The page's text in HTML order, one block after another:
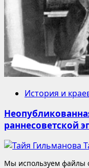
История и
раннесоветской
Мы используем файлы